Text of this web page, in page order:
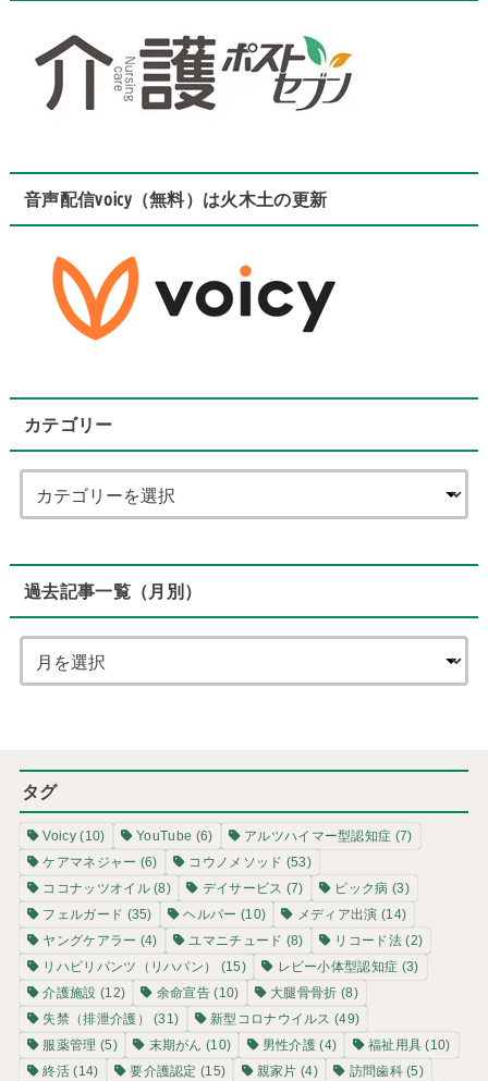
音声配信voicy（無料）は火木土の更新
カテゴリー
過去記事一覧（月別）
タグ
Voicy(10) YouTube (6) アルツハイマー型認知症 (7)
ケアマネジャー (6) コウノメソッド (53)
ココナッツオイル(8) デイサービス (7) ピック病 (3)
フェルガード (35) ヘルパー (10) メディア出演 (14)
ヤングケアラー (4) ユマニチュード (8) リコード法(2)
リハビリパンツ（リハパン）
(15) レビー小体型認知症 (3)
介護施設 (12) 余命宣告 (10) 大腿骨骨折 (8)
失禁（排泄介護）
(31) 新型コロナウイルス (49)
服薬管理 (5) 末期がん (10) 男性介護 (4) 福祉用具 (10)
終活 (14) 要介護認定 (15) 親家片 (4) 訪問歯科(5)